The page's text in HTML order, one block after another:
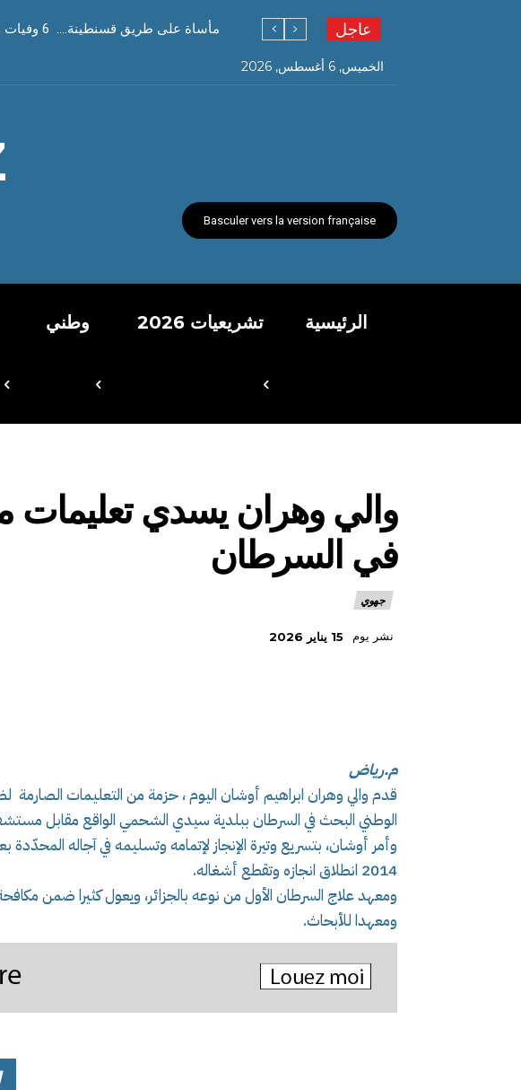
عاجل مأساة على طريق قسنطينة…. 6 وفيات و19 جريحًا في انحراف حافلة لنقل العمال
مستغانم تعيش حدث تدشين المدرسة
الخميس, 6 أغسطس, 2026
Basculer vers la version française
الرئيسية تشريعيات 2026 وطني
والي وهران يسدي
في السرطان
جهوي
نشر يوم 15 يناير 2026
م.رياض
قدم والي وهران ابراهيم أوشان اليوم ، حزمة من التعليمات
الوطني البحث في السرطان ببلدية سيدي الشحمي الواقع مقابل
وأمر أوشان، بتسريع وتيرة الإنجاز لإتمامه وتسليمه في آجاله
2014 انطلاق انجازه وتقطع أشغاله.
ومعهد علاج السرطان الأول من نوعه بالجزائر، ويعول كثيرا ضمن
ومعهدا للأبحاث.